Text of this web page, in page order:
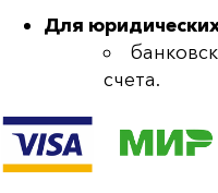
Для
счета.